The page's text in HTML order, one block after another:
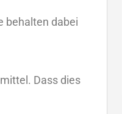
behalten dabei
Dass dies